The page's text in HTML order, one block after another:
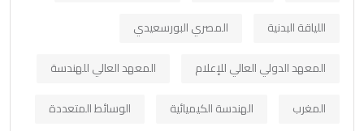
اللياقة البدنية
المصري البورسعيدي
المعهد الدولي العالي للإعلام
المعهد العالي للهندسة
المغرب
الهندسة الكيميائية
الوسائط المتعددة